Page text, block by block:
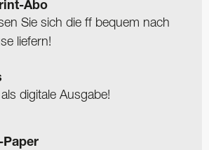
Abo
Sie sich die ff bequem nach
liefern!
als digitale Ausgabe!
Paper